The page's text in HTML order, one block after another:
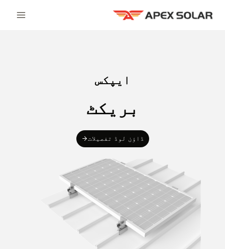
ایپکس
بریکٹ
ڈاؤن لوڈ تفصیلات